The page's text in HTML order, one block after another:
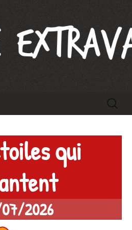
qui
2026